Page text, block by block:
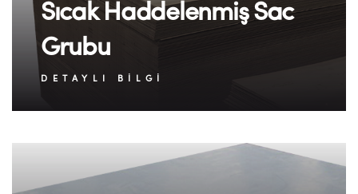
Sıcak Haddelenmiş Sac
Grubu
DETAYLI BILGI